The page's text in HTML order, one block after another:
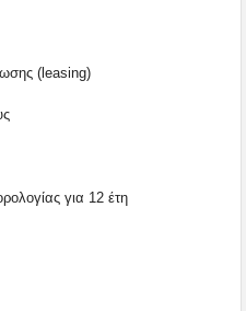
(leasing)
για 12 έτη